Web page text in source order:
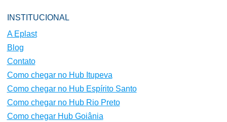
INSTITUCIONAL
A Eplast
Blog
Contato
Como chegar no Hub Itupeva
Como chegar no Hub Espírito Santo
Como chegar no Hub Rio Preto
Como chegar Hub Goiânia